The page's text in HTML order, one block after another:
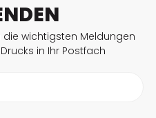
die wichtigsten Meldungen
in Ihr Postfach